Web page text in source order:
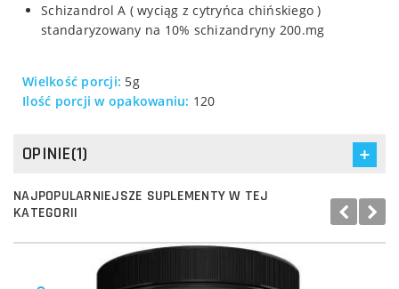
Schizandrol A ( wyciąg z cytryńca chińskiego )
standaryzowany na 10% schizandryny 200.mg
Wielkość porcji: 5g
Ilość porcji w opakowaniu: 120
OPINIE(1)
NAJPOPULARNIEJSZE SUPLEMENTY W TEJ
KATEGORII